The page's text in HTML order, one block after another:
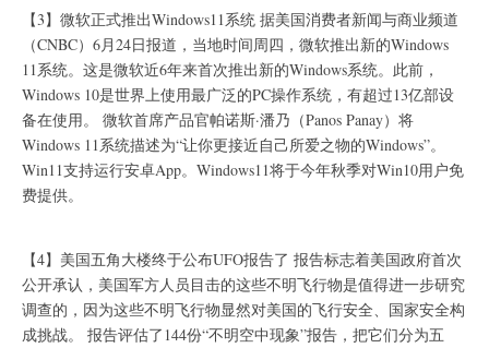
【3】微软正式推出Windows11系统 据美国消费者新闻与商业频道
（CNBC）6月24日报道，当地时间周四，微软推出新的Windows
11系统。这是微软近6年来首次推出新的Windows系统。此前，
Windows 10是世界上使用最广泛的PC操作系统，有超过13亿部设
备在使用。 微软首席产品官帕诺斯·潘乃（Panos Panay）将
Windows 11系统描述为“让你更接近自己所爱之物的Windows”。
Win11支持运行安卓App。Windows11将于今年秋季对Win10用户免
费提供。
【4】美国五角大楼终于公布UFO报告了 报告标志着美国政府首次
公开承认，美国军方人员目击的这些不明飞行物是值得进一步研究
调查的，因为这些不明飞行物显然对美国的飞行安全、国家安全构
成挑战。 报告评估了144份“不明空中现象”报告，把它们分为五